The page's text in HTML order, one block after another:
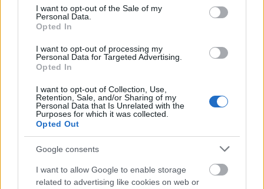
consent section.
I want to opt-out of the Sale of my
Personal Data.
Opted In
I want to opt-out of processing my
Personal Data for Targeted Advertising.
Opted In
I want to opt-out of Collection, Use,
Retention, Sale, and/or Sharing of my
Personal Data that Is Unrelated with the
Purposes for which it was collected.
Opted Out
Google consents
I want to allow Google to enable storage
related to advertising like cookies on web or
szívem a régi játékaim iránt, nem tudom kidobni
őket, hiszen nekik is „lelkük van”.) A végső
mondanivaló pedig csodás, szívhez szóló, a Lego-
játékok lényegét ragadja meg, azt, hogy
ennek a
csodálatos világnak csak a gyerekek
fantasztikus képzelőereje szabhat határt!